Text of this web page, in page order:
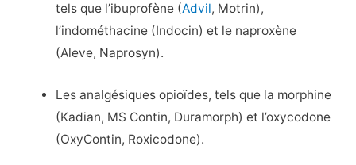
tels que l’ibuprofène (Advil, Motrin),
l’indométhacine (Indocin) et le naproxène
(Aleve, Naprosyn).
Les analgésiques opioïdes, tels que la morphine
(Kadian, MS Contin, Duramorph) et l’oxycodone
(OxyContin, Roxicodone).